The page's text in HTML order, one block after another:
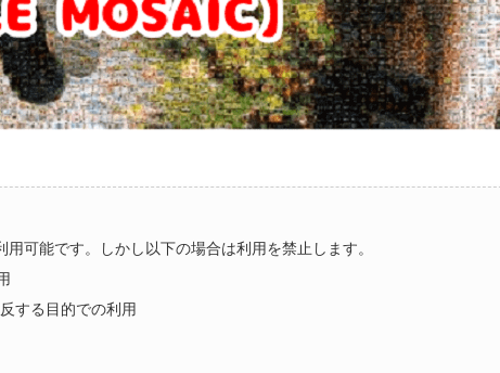
可能です。しかし以下の場合は利用を禁止します。
する目的での利用